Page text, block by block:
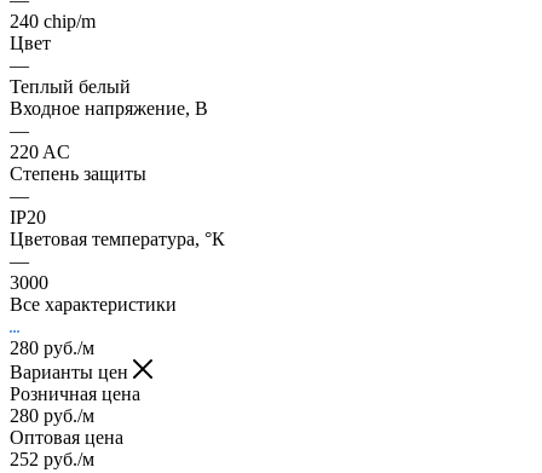
240 chip/m
Цвет
—
Теплый белый
Входное напряжение, В
—
220 AC
Степень защиты
—
IP20
Цветовая температура, °К
—
3000
Все характеристики
280 руб./м
Варианты цен
Розничная цена
280 руб./м
Оптовая цена
252 руб./м